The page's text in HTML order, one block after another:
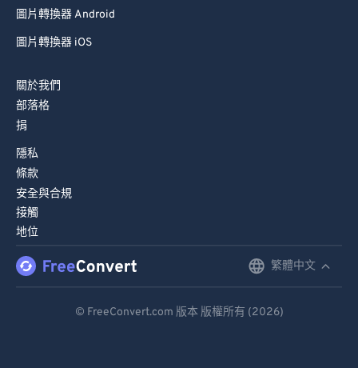
圖片轉換器 Android
圖片轉換器 iOS
關於我們
部落格
捐
隱私
條款
安全與合規
接觸
地位
繁體中文
© FreeConvert.com 版本 版權所有 (2026)